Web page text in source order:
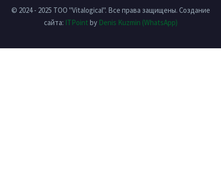
© 2024 - 2025 ТОО "Vitalogical". Все права защищены. Создание
сайта: ITPoint by Denis Kuzmin (WhatsApp)